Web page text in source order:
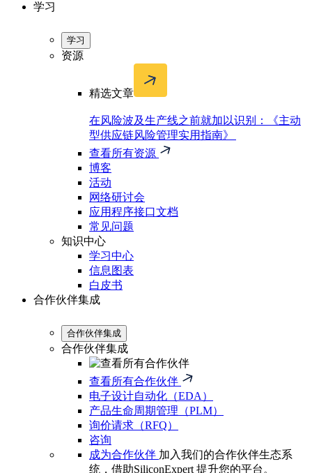
学习
学习
资源
精选文章
在风险波及生产线之前就加以识别：《主动
型供应链风险管理实用指南》
查看所有资源
博客
活动
网络研讨会
应用程序接口文档
常见问题
知识中心
学习中心
信息图表
白皮书
合作伙伴集成
合作伙伴集成
合作伙伴集成
查看所有合作伙伴
电子设计自动化（EDA）
产品生命周期管理（PLM）
询价请求（RFQ）
咨询
成为合作伙伴 加入我们的合作伙伴生态系
统，借助SiliconExpert 提升您的平台。